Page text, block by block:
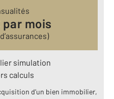
par mois
simulation
calculs
d’un bien immobilier,